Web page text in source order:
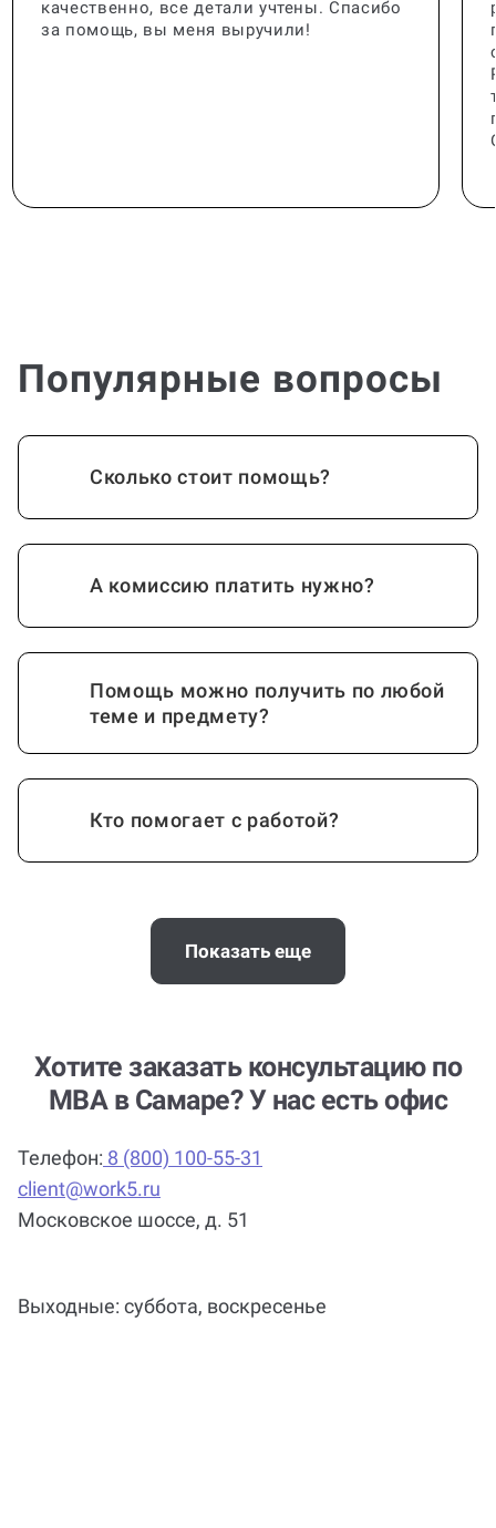
качественно, все детали учтены. Спасибо
за помощь, вы меня выручили!
Популярные вопросы
Сколько стоит помощь?
А комиссию платить нужно?
Помощь можно получить по любой
теме и предмету?
Кто помогает с работой?
Как работает гарантия?
нужна срочно (консультацией по
Заданиям МВА)?
Почему выгодно заказать
консультацию по заданию МВА на
Показать еще
Хотите заказать консультацию по
MBA в Самаре? У нас есть офис
Телефон: 8 (800) 100-55-31
client@work5.ru
Московское шоссе, д. 51
Выходные: суббота, воскресенье